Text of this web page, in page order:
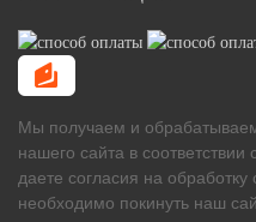
Мы получаем и
нашего сайта в соответствии
даете согласия на
необходимо покинуть наш